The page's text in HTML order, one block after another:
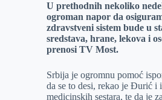
e
r
I
n
s
A
p
a
i
l
U prethodnih nekoliko
ogroman napor da
zdravstveni sistem bude u
sredstava, hrane, lekova i
prenosi TV Most.
Srbija je ogromnu pomoć
da se to desi, rekao je Đurić i
medicinskih sestara, te da je